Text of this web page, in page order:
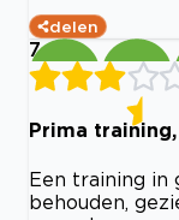
delen
7
Prima
Een training in
behouden,